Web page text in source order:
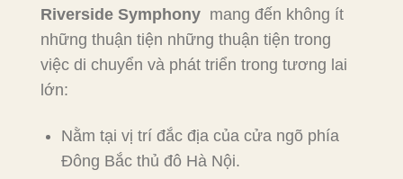
RiversideSymphony mang đến không ít
những thuận tiện những thuận tiện trong
việc di chuyển và phát triển trong tương lai
lớn:
Nằm tại vị trí đắc địa của cửa ngõ phía
Đông Bắc thủ đô Hà Nội.